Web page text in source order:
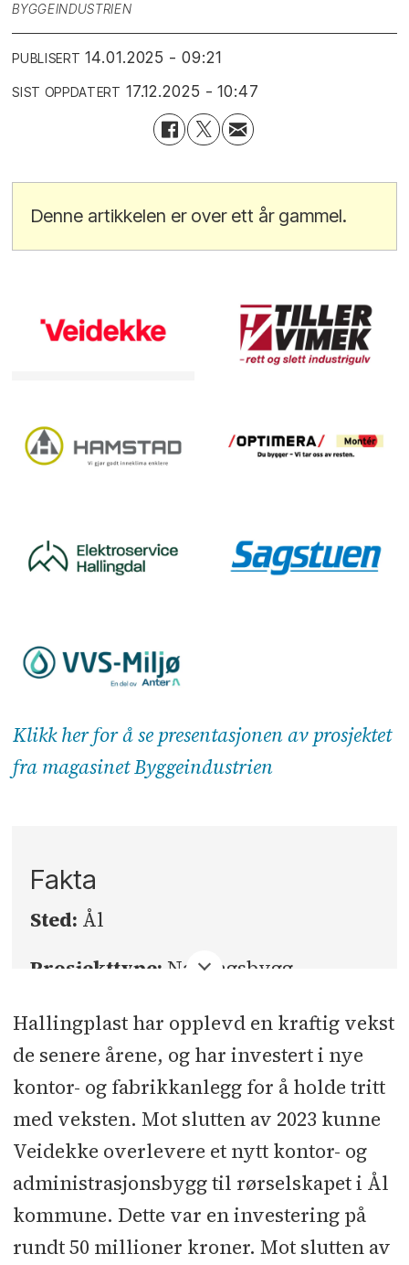
BYGGEINDUSTRIEN
PUBLISERT 14.01.2025 - 09:21
SIST OPPDATERT 17.12.2025 - 10:47
Denne artikkelen er over ett år gammel.
Klikk her for å se presentasjonen av prosjektet
fra magasinet Byggeindustrien
Fakta
Sted: Ål
Prosjekttype: Næringsbygg
Størrelse:4.500 kvadratmeter
Byggherre:Hallingplast
Totalentreprenør:Veidekke Bygg
Prosjektkostnad:Cirka 100
millioner kroner
Arkitekt:Baus Arkitektur
Hallingplast har opplevd en kraftig vekst
de senere årene, og har investert i nye
kontor- og fabrikkanlegg for å holde tritt
med veksten. Mot slutten av 2023 kunne
Veidekke overlevere et nytt kontor- og
administrasjonsbygg til rørselskapet i Ål
kommune. Dette var en investering på
rundt 50 millioner kroner. Mot slutten av